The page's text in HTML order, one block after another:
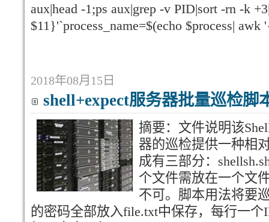
aux|head -1;ps aux|grep -v PID|sort -rn -k
$11}'`process_name=$(echo $process|
2018年08月15日
shell+expect服务器批量巡检脚
摘要：文件说明该
器的巡检提供一种相
成有三部分：
个文件需放在一个文
不可。脚本用法将要
的密码全部放入file.txt中保存，每行一